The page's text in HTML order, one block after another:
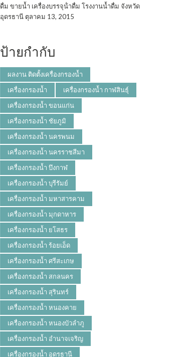
ดื่ม ขายน้ำ เครื่องบรรจุน้ําดื่ม โรงงานน้ำดื่ม จังหวัด
อุดรธานี ตุลาคม 13, 2015
ป้ายกำกับ
ผลงาน ติดตั้งเครื่องกรองน้ำ
เครื่องกรองน้ำ
เครื่องกรองน้ำ กาฬสินธุ์
เครื่องกรองน้ำ ขอนแก่น
เครื่องกรองน้ำ ชัยภูมิ
เครื่องกรองน้ำ นครพนม
เครื่องกรองน้ำ นครราชสีมา
เครื่องกรองน้ำ บึงกาฬ
เครื่องกรองน้ำ บุรีรัมย์
เครื่องกรองน้ำ มหาสารคาม
เครื่องกรองน้ำ มุกดาหาร
เครื่องกรองน้ำ ยโสธร
เครื่องกรองน้ำ ร้อยเอ็ด
เครื่องกรองน้ำ ศรีสะเกษ
เครื่องกรองน้ำ สกลนคร
เครื่องกรองน้ำ สุรินทร์
เครื่องกรองน้ำ หนองคาย
เครื่องกรองน้ำ หนองบัวลำภู
เครื่องกรองน้ำ อำนาจเจริญ
เครื่องกรองน้ำ อุดรธานี